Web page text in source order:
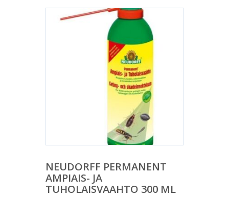
NEUDORFF PERMANENT
AMPIAIS- JA
TUHOLAISVAAHTO 300 ML